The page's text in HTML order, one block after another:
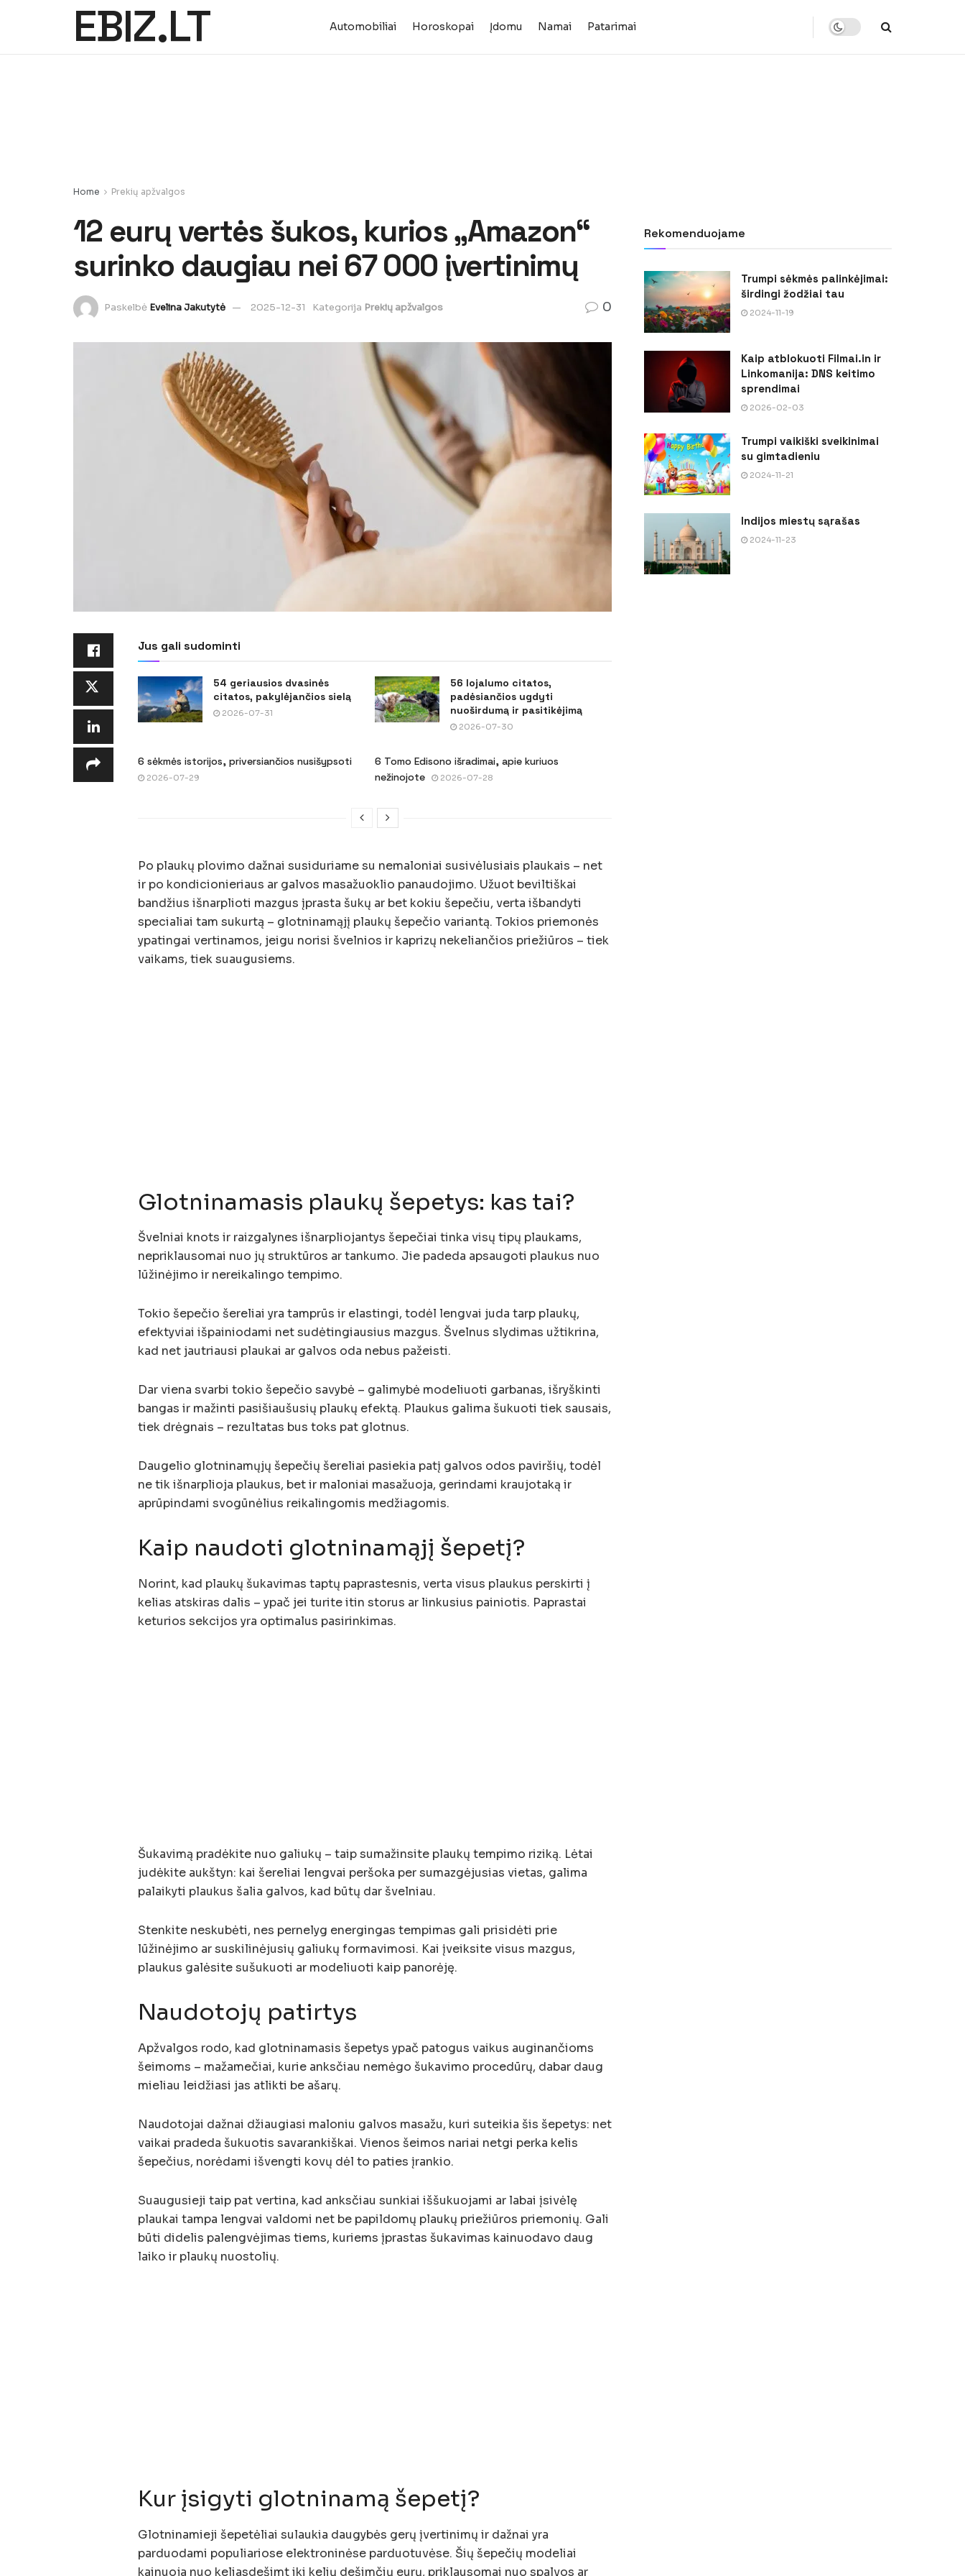
EBIZ.LT Automobiliai Horoskopai Įdomu Namai Patarimai
Home Prekių apžvalgos
12 eurų vertės šukos, kurios „Amazon“
surinko daugiau nei 67 000 įvertinimų
Paskelbė Evelina Jakutytė 2025-12-31 Kategorija Prekių apžvalgos 0
Jus gali sudominti
54 geriausios dvasinės
citatos, pakylėjančios sielą
2026-07-31
56 lojalumo citatos,
padėsiančios ugdyti
nuoširdumą ir pasitikėjimą
2026-07-30
6 sėkmės istorijos, priversiančios nusišypsoti
2026-07-29
6 Tomo Edisono išradimai, apie kuriuos
nežinojote
2026-07-28
Po plaukų plovimo dažnai susiduriame su nemaloniai susivėlusiais plaukais – net
ir po kondicionieriaus ar galvos masažuoklio panaudojimo. Užuot beviltiškai
bandžius išnarplioti mazgus įprasta šukų ar bet kokiu šepečiu, verta išbandyti
specialiai tam sukurtą – glotninamąjį plaukų šepečio variantą. Tokios priemonės
ypatingai vertinamos, jeigu norisi švelnios ir kaprizų nekeliančios priežiūros – tiek
vaikams, tiek suaugusiems.
Glotninamasis plaukų šepetys: kas tai?
Švelniai knots ir raizgalynes išnarpliojantys šepečiai tinka visų tipų plaukams,
nepriklausomai nuo jų struktūros ar tankumo. Jie padeda apsaugoti plaukus nuo
lūžinėjimo ir nereikalingo tempimo.
Tokio šepečio šereliai yra tamprūs ir elastingi, todėl lengvai juda tarp plaukų,
efektyviai išpainiodami net sudėtingiausius mazgus. Švelnus slydimas užtikrina,
kad net jautriausi plaukai ar galvos oda nebus pažeisti.
Dar viena svarbi tokio šepečio savybė – galimybė modeliuoti garbanas, išryškinti
bangas ir mažinti pasišiaušusių plaukų efektą. Plaukus galima šukuoti tiek sausais,
tiek drėgnais – rezultatas bus toks pat glotnus.
Daugelio glotninamųjų šepečių šereliai pasiekia patį galvos odos paviršių, todėl
ne tik išnarplioja plaukus, bet ir maloniai masažuoja, gerindami kraujotaką ir
aprūpindami svogūnėlius reikalingomis medžiagomis.
Kaip naudoti glotninamąjį šepetį?
Norint, kad plaukų šukavimas taptų paprastesnis, verta visus plaukus perskirti į
kelias atskiras dalis – ypač jei turite itin storus ar linkusius painiotis. Paprastai
keturios sekcijos yra optimalus pasirinkimas.
Šukavimą pradėkite nuo galiukų – taip sumažinsite plaukų tempimo riziką. Lėtai
judėkite aukštyn: kai šereliai lengvai peršoka per sumazgėjusias vietas, galima
palaikyti plaukus šalia galvos, kad būtų dar švelniau.
Stenkite neskubėti, nes pernelyg energingas tempimas gali prisidėti prie
lūžinėjimo ar suskilinėjusių galiukų formavimosi. Kai įveiksite visus mazgus,
plaukus galėsite sušukuoti ar modeliuoti kaip panorėję.
Naudotojų patirtys
Apžvalgos rodo, kad glotninamasis šepetys ypač patogus vaikus auginančioms
šeimoms – mažamečiai, kurie anksčiau nemėgo šukavimo procedūrų, dabar daug
mieliau leidžiasi jas atlikti be ašarų.
Naudotojai dažnai džiaugiasi maloniu galvos masažu, kuri suteikia šis šepetys: net
vaikai pradeda šukuotis savarankiškai. Vienos šeimos nariai netgi perka kelis
šepečius, norėdami išvengti kovų dėl to paties įrankio.
Suaugusieji taip pat vertina, kad anksčiau sunkiai iššukuojami ar labai įsivėlę
plaukai tampa lengvai valdomi net be papildomų plaukų priežiūros priemonių. Gali
būti didelis palengvėjimas tiems, kuriems įprastas šukavimas kainuodavo daug
laiko ir plaukų nuostolių.
Kur įsigyti glotninamą šepetį?
Glotninamieji šepetėliai sulaukia daugybės gerų įvertinimų ir dažnai yra
parduodami populiariose elektroninėse parduotuvėse. Šių šepečių modeliai
kainuoja nuo keliasdešimt iki kelių dešimčių eurų, priklausomai nuo spalvos ar
Rekomenduojame
Trumpi sėkmės palinkėjimai:
širdingi žodžiai tau
2024-11-19
Kaip atblokuoti Filmai.in ir
Linkomanija: DNS keitimo
sprendimai
2026-02-03
Trumpi vaikiški sveikinimai
su gimtadieniu
2024-11-21
Indijos miestų sąrašas
2024-11-23